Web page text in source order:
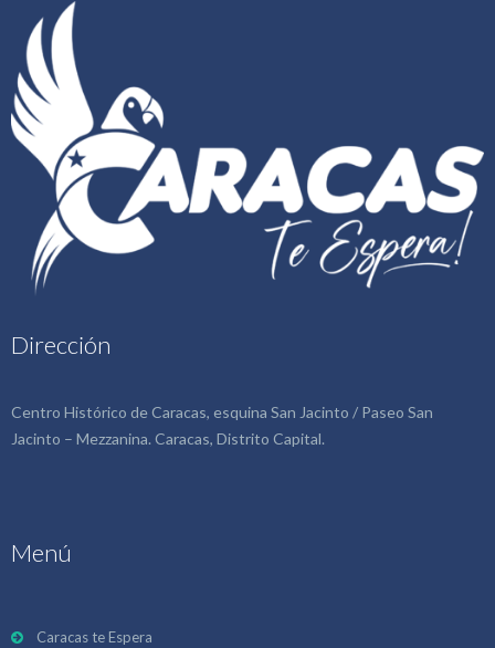
Dirección
Centro Histórico de Caracas, esquina San Jacinto / Paseo San
Jacinto – Mezzanina. Caracas, Distrito Capital.
Menú
Caracas te Espera